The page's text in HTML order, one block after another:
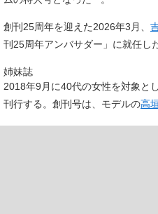
創刊25周年を迎えた2026年3月、
刊25周年アンバサダー」に就任し
姉妹誌
2018年9月に40代の女性を対象と
刊行する。創刊号は、モデルの高